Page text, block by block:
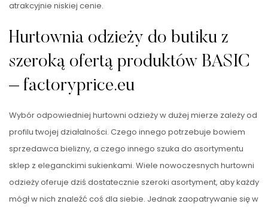
atrakcyjnie niskiej cenie.
Hurtownia odzieży do butiku z
szeroką ofertą produktów BASIC
– factoryprice.eu
Wybór odpowiedniej hurtowni odzieży w dużej mierze zależy od
profilu twojej działalności. Czego innego potrzebuje bowiem
sprzedawca bielizny, a czego innego szuka do asortymentu
sklep z eleganckimi sukienkami. Wiele nowoczesnych hurtowni
odzieży oferuje dziś dostatecznie szeroki asortyment, aby każdy
mógł w nich znaleźć coś dla siebie. Jednak zaopatrywanie się w